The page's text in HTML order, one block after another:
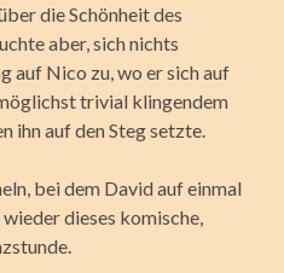
die Schönheit des
aber, sich nichts
auf Nico zu, wo er sich auf
trivial klingendem
ihn auf den Steg setzte.
bei dem David auf einmal
dieses komische,